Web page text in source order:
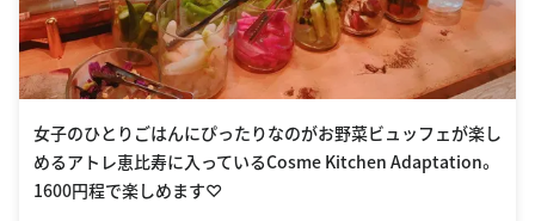
女子のひとりごはんにぴったりなのがお野菜ビュッフェが楽し
めるアトレ恵比寿に入っているCosme Kitchen Adaptation。
1600円程で楽しめます♡